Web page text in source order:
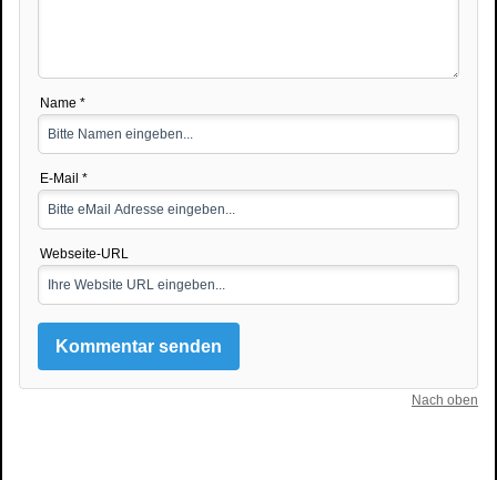
Name *
E-Mail *
Webseite-URL
Nach oben